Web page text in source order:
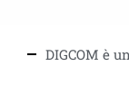
DIGCOM è